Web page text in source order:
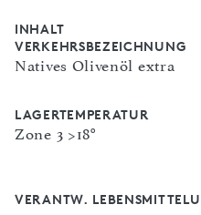
INHALT
VERKEHRSBEZEICHNUNG
Natives Olivenöl extra
LAGERTEMPERATUR
Zone 3 >18°
VERANTW.